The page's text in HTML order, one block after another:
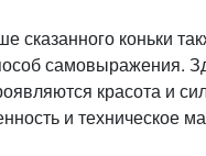
сказанного коньки
самовыражения.
красота и
и техническое